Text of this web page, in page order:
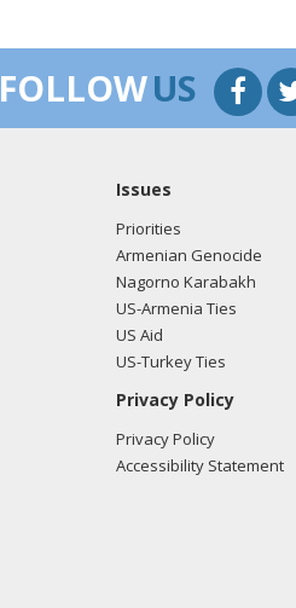
FOLLOWUS
Issues
Priorities
Armenian Genocide
Nagorno Karabakh
US-Armenia Ties
US Aid
US-Turkey Ties
Privacy Policy
Privacy Policy
Accessibility Statement